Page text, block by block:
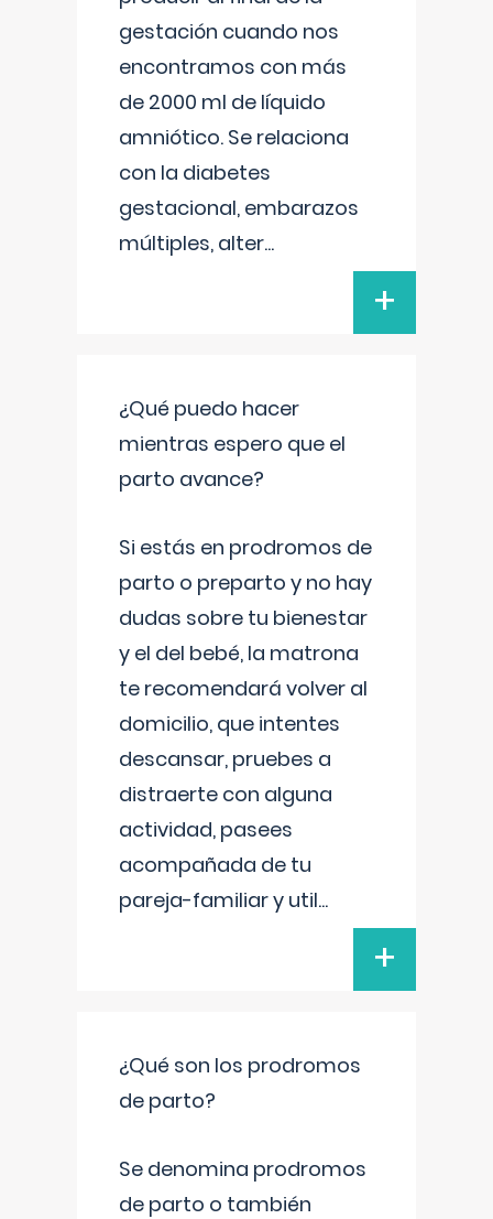
gestación cuando nos
encontramos con más
de 2000 ml de líquido
amniótico. Se relaciona
con la diabetes
gestacional, embarazos
múltiples, alter...
+
¿Qué puedo hacer
mientras espero que el
parto avance?
Si estás en prodromos de
parto o preparto y no hay
dudas sobre tu bienestar
y el del bebé, la matrona
te recomendará volver al
domicilio, que intentes
descansar, pruebes a
distraerte con alguna
actividad, pasees
acompañada de tu
pareja-familiar y util...
+
¿Qué son los prodromos
de parto?
Se denomina prodromos
de parto o también